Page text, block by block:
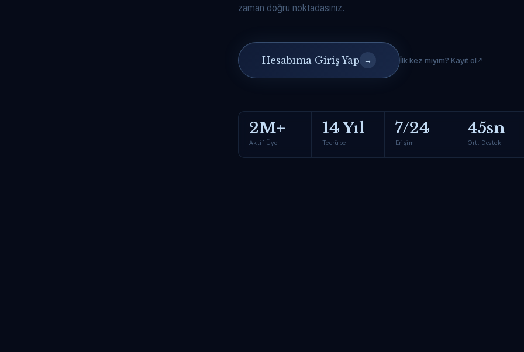
zaman doğru noktadasınız.
Hesabıma Giriş Yap → İlk kez miyim? Kayıt ol
2M+
Aktif Üye
14 Yıl
Tecrübe
7/24
Erişim
45sn
Ort. Destek